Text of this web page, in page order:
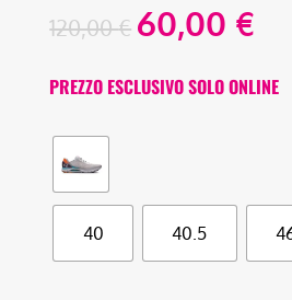
120,00€ 60,00 €
PREZZO ESCLUSIVO SOLO ONLINE
40 40.5